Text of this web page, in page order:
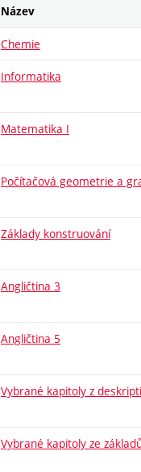
Název
Chemie
Informatika
Matematika I
Počítačová geometrie a
Základy konstruování
Angličtina 3
Angličtina 5
Vybrané kapitoly z
Vybrané kapitoly ze